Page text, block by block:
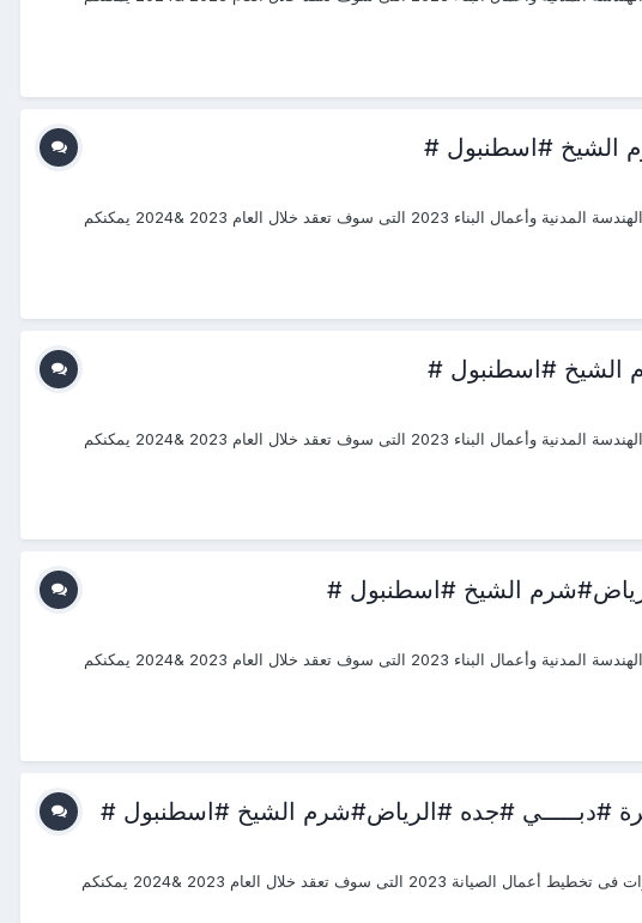
_2023_2024 #منتجع_التدريب_الدولى #ITR_Center بسم الله الرحمن الرحيم يتشرف منتجع التدريب الدولي ITR بتقديم دورات فى الهندسة المدنية وأعمال البناء 2023 التى سوف تعقد خلال العام 2023 &2024 يمكنكم
_2023_2024 #منتجع_التدريب_الدولى #ITR_Center بسم الله الرحمن الرحيم يتشرف منتجع التدريب الدولي ITR بتقديم دورات فى الهندسة المدنية وأعمال البناء 2023 التى سوف تعقد خلال العام 2023 &2024 يمكنكم
_2023_2024 #منتجع_التدريب_الدولى #ITR_Center بسم الله الرحمن الرحيم يتشرف منتجع التدريب الدولي ITR بتقديم دورات فى الهندسة المدنية وأعمال البناء 2023 التى سوف تعقد خلال العام 2023 &2024 يمكنكم
#دورات_2023_2024 #منتجع_التدريب_الدولى #ITR_Center بسم الله الرحمن الرحيم يتشرف منتجع التدريب الدولي ITR بتقديم دورات فى تخطيط أعمال الصيانة 2023 التى سوف تعقد خلال العام 2023 &2024 يمكنكم